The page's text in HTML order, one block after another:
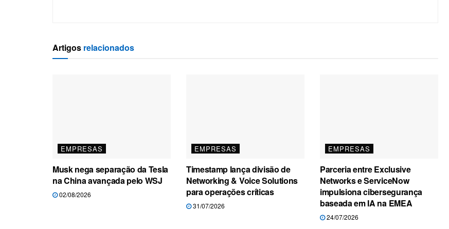
Artigos relacionados
EMPRESAS
Musk nega separação da Tesla
na China avançada pelo WSJ
02/08/2026
EMPRESAS
Timestamp lança divisão de
Networking & Voice Solutions
para operações críticas
31/07/2026
EMPRESAS
Parceria entre Exclusive
Networks e ServiceNow
impulsiona cibersegurança
baseada em IA na EMEA
24/07/2026